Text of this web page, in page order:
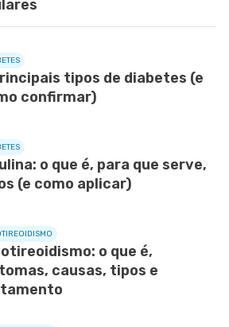
tipos de diabetes (e
confirmar)
o que é, para que serve,
(e como aplicar)
o que é,
causas, tipos e